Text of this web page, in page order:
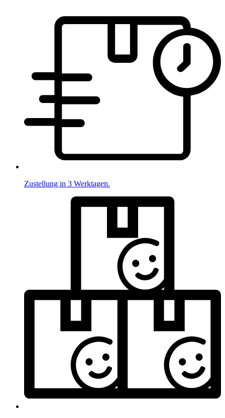
Zustellung in 3 Werktagen.